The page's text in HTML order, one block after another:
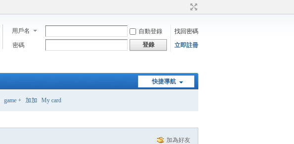
用戶名 自動登錄
找回密碼
密碼
登錄 立即註冊
快捷導航
game + 加加 My card
加為好友